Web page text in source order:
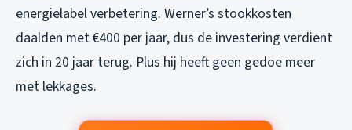
energielabel verbetering. Werner’s stookkosten
daalden met €400 per jaar, dus de investering verdient
zich in 20 jaar terug. Plus hij heeft geen gedoe meer
met lekkages.